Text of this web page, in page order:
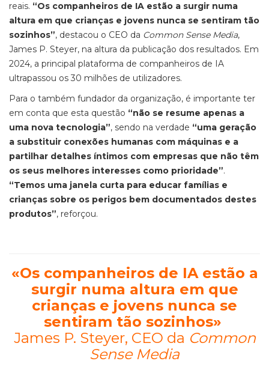
reais. “Os companheiros de IA estão a surgir numa
altura em que crianças e jovens nunca se sentiram tão
sozinhos”, destacou o CEO da Common Sense Media,
James P. Steyer, na altura da publicação dos resultados. Em
2024, a principal plataforma de companheiros de IA
ultrapassou os 30 milhões de utilizadores.
Para o também fundador da organização, é importante ter
em conta que esta questão “não se resume apenas a
uma nova tecnologia”, sendo na verdade “uma geração
a substituir conexões humanas com máquinas e a
partilhar detalhes íntimos com empresas que não têm
os seus melhores interesses como prioridade”.
“Temos uma janela curta para educar famílias e
crianças sobre os perigos bem documentados destes
produtos”, reforçou.
«Os companheiros de IA estão a
surgir numa altura em que
crianças e jovens nunca se
sentiram tão sozinhos»
James P. Steyer, CEO da Common
Sense Media